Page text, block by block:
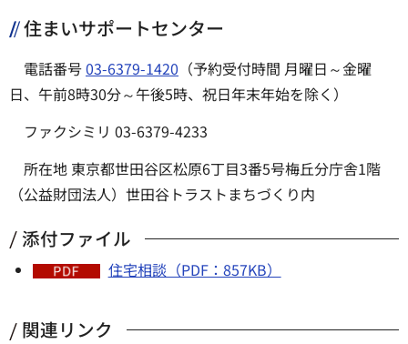
住まいサポートセンター
電話番号03-6379-1420 （予約受付時間 月曜日～金曜
日、午前8時30分～午後5時、祝日年末年始を除く）
ファクシミリ 03-6379-4233
所在地 東京都世田谷区松原6丁目3番5号梅丘分庁舎1階
（公益財団法人）世田谷トラストまちづくり内
添付ファイル
住宅相談（PDF：857KB）
関連リンク